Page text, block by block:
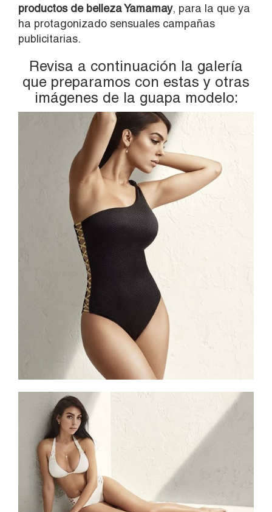
productos de belleza Yamamay, para la que ya
ha protagonizado sensuales campañas
publicitarias.
Revisa a continuación la galería
que preparamos con estas y otras
imágenes de la guapa modelo: